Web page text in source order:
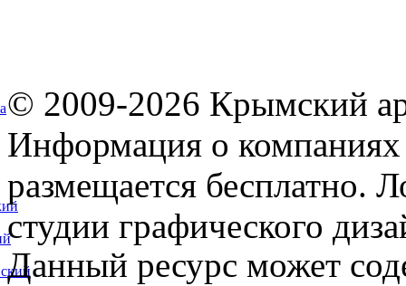
© 2009-2026 Крымский
Информация о компаниях
размещается бесплатно.
студии графического
Данный ресурс может